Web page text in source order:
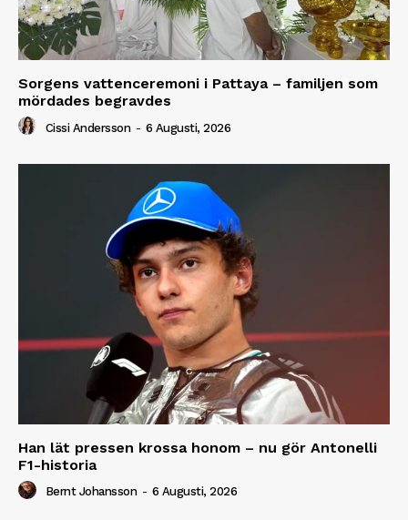
Sorgens vattenceremoni i Pattaya – familjen som
mördades begravdes
Cissi Andersson - 6 Augusti, 2026
Han lät pressen krossa honom – nu gör Antonelli
F1-historia
Bernt Johansson - 6 Augusti, 2026